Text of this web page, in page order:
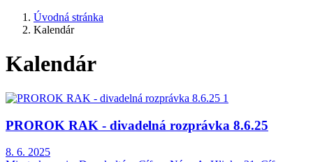
Úvodná stránka
Kalendár
Kalendár
PROROK RAK - divadelná rozprávka 8.6.25
8. 6. 2025